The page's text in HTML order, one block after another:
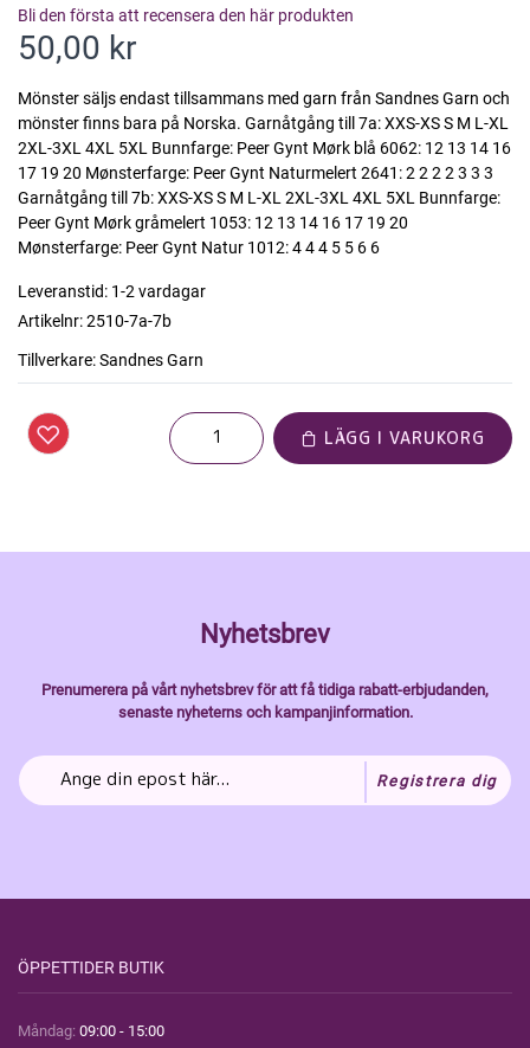
Bli den första att recensera den här produkten
50,00 kr
Mönster säljs endast tillsammans med garn från Sandnes Garn och
mönster finns bara på Norska. Garnåtgång till 7a: XXS-XS S M L-XL
2XL-3XL 4XL 5XL Bunnfarge: Peer Gynt Mørk blå 6062: 12 13 14 16
17 19 20 Mønsterfarge: Peer Gynt Naturmelert 2641: 2 2 2 2 3 3 3
Garnåtgång till 7b: XXS-XS S M L-XL 2XL-3XL 4XL 5XL Bunnfarge:
Peer Gynt Mørk gråmelert 1053: 12 13 14 16 17 19 20
Mønsterfarge: Peer Gynt Natur 1012: 4 4 4 5 5 6 6
Leveranstid: 1-2 vardagar
Artikelnr:2510-7a-7b
Tillverkare:Sandnes Garn
LÄGG I VARUKORG
Nyhetsbrev
Prenumerera på vårt nyhetsbrev för att få tidiga rabatt-erbjudanden,
senaste nyheterns och kampanjinformation.
Registrera dig
ÖPPETTIDER BUTIK
Måndag: 09:00 - 15:00